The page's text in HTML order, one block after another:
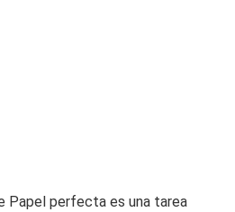
Papel perfecta es una tarea